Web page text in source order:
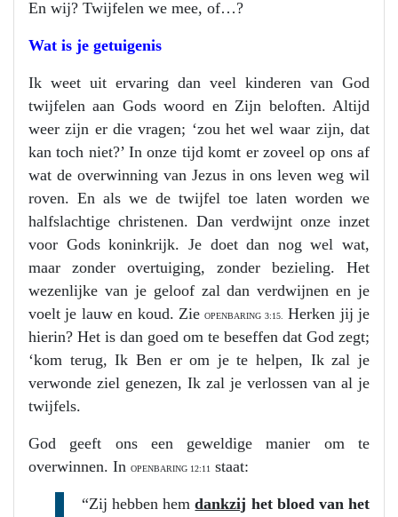
En wij? Twijfelen we mee, of…?
Wat is je getuigenis
Ik weet uit ervaring dan veel kinderen van God
twijfelen aan Gods woord en Zijn beloften. Altijd
weer zijn er die vragen; ‘zou het wel waar zijn, dat
kan toch niet?’ In onze tijd komt er zoveel op ons af
wat de overwinning van Jezus in ons leven weg wil
roven. En als we de twijfel toe laten worden we
halfslachtige christenen. Dan verdwijnt onze inzet
voor Gods koninkrijk. Je doet dan nog wel wat,
maar zonder overtuiging, zonder bezieling. Het
wezenlijke van je geloof zal dan verdwijnen en je
voelt je lauw en koud. ZieOPENBARING 3:15.
Herken jij je
hierin? Het is dan goed om te beseffen dat God zegt;
‘kom terug, Ik Ben er om je te helpen, Ik zal je
verwonde ziel genezen, Ik zal je verlossen van al je
twijfels.
God geeft ons een geweldige manier om te
overwinnen. In OPENBARING 12:11 staat:
“Zij hebben hemdankzij het bloed van het